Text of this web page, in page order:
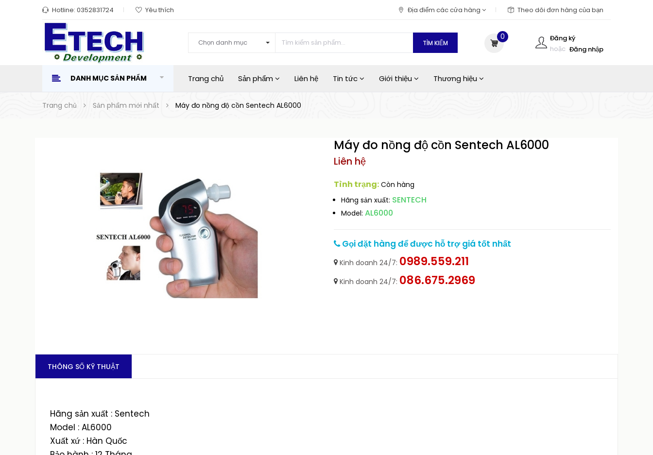
Hotline: 0352831724 Yêu thích Địa điểm các cửa hàng Theo dõi đơn hàng của bạn
Chọn danh mục TÌM KIẾM
Đăng ký
hoặc Đăng nhập
0
DANH MỤC SẢN PHẨM Trang chủ Sản phẩm Liên hệ Tin tức Giới thiệu Thương hiệu
Trang chủ Sản phẩm mới nhất Máy đo nồng độ cồn Sentech AL6000
Máy đo nồng độ cồn Sentech AL6000
Liên hệ
Tình trạng: Còn hàng
Hãng sản xuất: SENTECH
Model: AL6000
Gọi đặt hàng để được hỗ trợ giá tốt nhất
Kinh doanh 24/7: 0989.559.211
Kinh doanh 24/7: 086.675.2969
THÔNG SỐ KỸ THUẬT
Hãng sản xuất : Sentech
Model : AL6000
Xuất xứ : Hàn Quốc